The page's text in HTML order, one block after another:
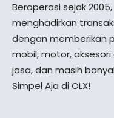
Beroperasi sejak
menghadirkan
dengan memberikan
mobil, motor,
jasa, dan masih
Simpel Aja di OLX!